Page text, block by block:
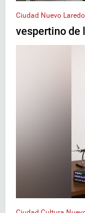
Ciudad Nuevo Laredo
vespertino de